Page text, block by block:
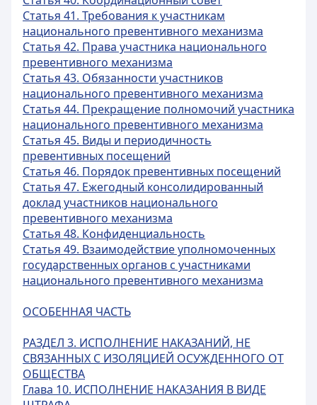
Статья 41. Требования к участникам
национального превентивного механизма
Статья 42. Права участника национального
превентивного механизма
Статья 43. Обязанности участников
национального превентивного механизма
Статья 44. Прекращение полномочий участника
национального превентивного механизма
Статья 45. Виды и периодичность
превентивных посещений
Статья 46. Порядок превентивных посещений
Статья 47. Ежегодный консолидированный
доклад участников национального
превентивного механизма
Статья 48. Конфиденциальность
Статья 49. Взаимодействие уполномоченных
государственных органов с участниками
национального превентивного механизма
ОСОБЕННАЯ ЧАСТЬ
РАЗДЕЛ 3. ИСПОЛНЕНИЕ НАКАЗАНИЙ, НЕ
СВЯЗАННЫХ С ИЗОЛЯЦИЕЙ ОСУЖДЕННОГО ОТ
ОБЩЕСТВА
Глава 10. ИСПОЛНЕНИЕ НАКАЗАНИЯ В ВИДЕ